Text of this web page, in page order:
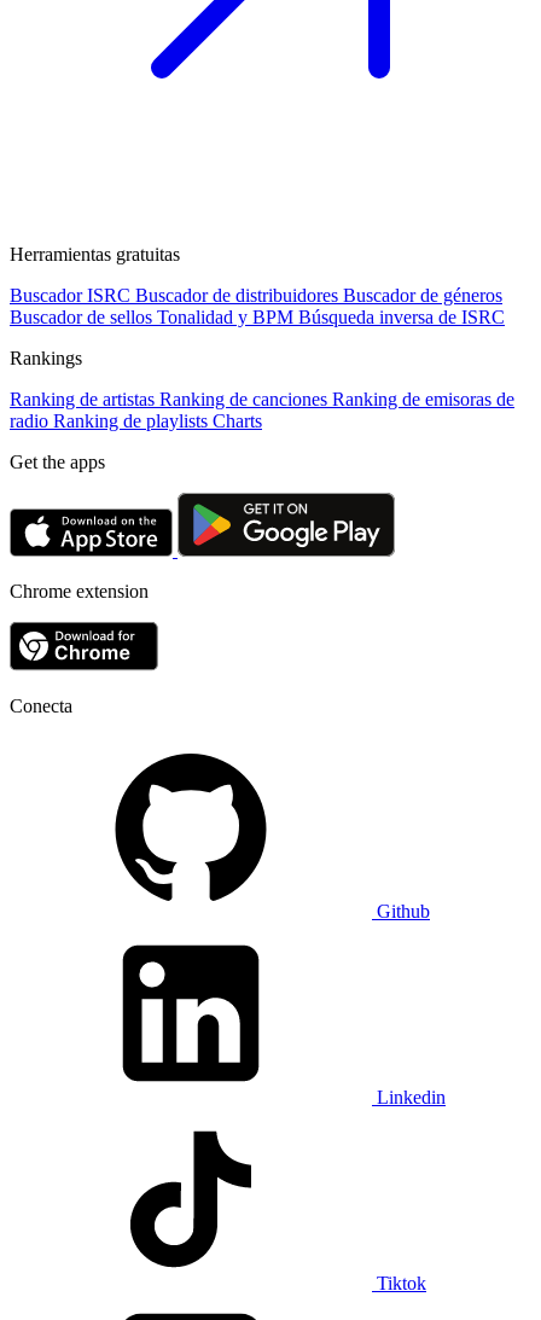
Herramientas gratuitas
Buscador ISRC Buscador de distribuidores Buscador de géneros
Buscador de sellos Tonalidad y BPM Búsqueda inversa de ISRC
Rankings
Ranking de artistas Ranking de canciones Ranking de emisoras de
radio Ranking de playlists Charts
Get the apps
Chrome extension
Conecta
Github
Linkedin
Tiktok